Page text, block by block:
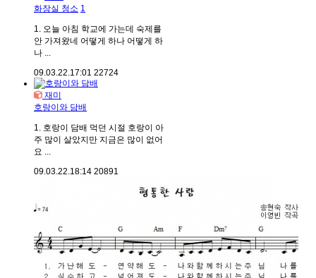
화장실 청소 1
1. 오늘 아침 학교에 가는데 숙제를
안 가져왔네 어떻게 하나 어떻게 하
나 ...
09.03.22.17:01 22724
재미
호랑이와 담배
1. 호랑이 담배 먹던 시절 호랑이 아
주 많이 살았지만 지금은 많이 없어
요 ...
09.03.22.18:14 20891